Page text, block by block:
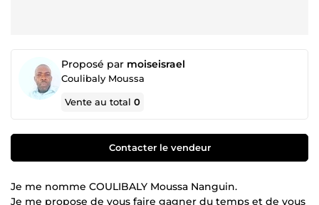
Proposé par moiseisrael
Coulibaly Moussa
Vente au total0
Contacter le vendeur
Je me nomme COULIBALY Moussa Nanguin.
Je me propose de vous faire gagner du temps et de vous